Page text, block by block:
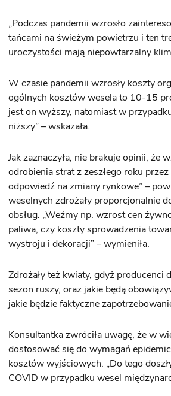
„Podczas pandemii wzrosło
tańcami na świeżym powietrzu i ten
uroczystości mają niepowtarzalny
W czasie pandemii wzrosły koszty
ogólnych kosztów wesela to 10-15
jest on wyższy, natomiast w
niższy” – wskazała.
Jak zaznaczyła, nie brakuje opinii, że
odrobienia strat z zeszłego roku
odpowiedź na zmiany rynkowe” –
weselnych zdrożały proporcjonalnie
obsług. „Weźmy np. wzrost cen
paliwa, czy koszty sprowadzenia
wystroju i dekoracji” – wymieniła.
Zdrożały też kwiaty, gdyż
sezon ruszy, oraz jakie będą
jakie będzie faktyczne
Konsultantka zwróciła uwagę, że w
dostosować się do wymagań
kosztów wyjściowych. „Do tego
COVID w przypadku wesel